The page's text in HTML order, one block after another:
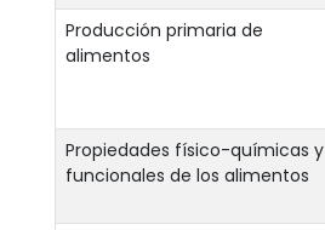
Producción primaria de
alimentos
Propiedades físico-químicas y
funcionales de los alimentos